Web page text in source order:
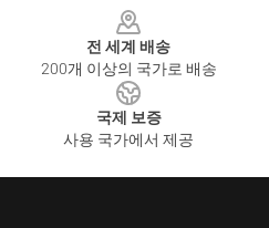
전 세계 배송
200개 이상의 국가로 배송
국제 보증
사용 국가에서 제공